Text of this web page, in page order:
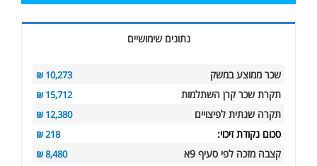
נתונים שימושיים
שכר ממוצע במשק 10,273 ₪
תקרת שכר קרן השתלמות 15,712 ₪
תקרה שנתית לפיצויים 12,380 ₪
סכום נקודת זיכוי: 218 ₪
קצבה מזכה לפי סעיף 9א 8,480 ₪